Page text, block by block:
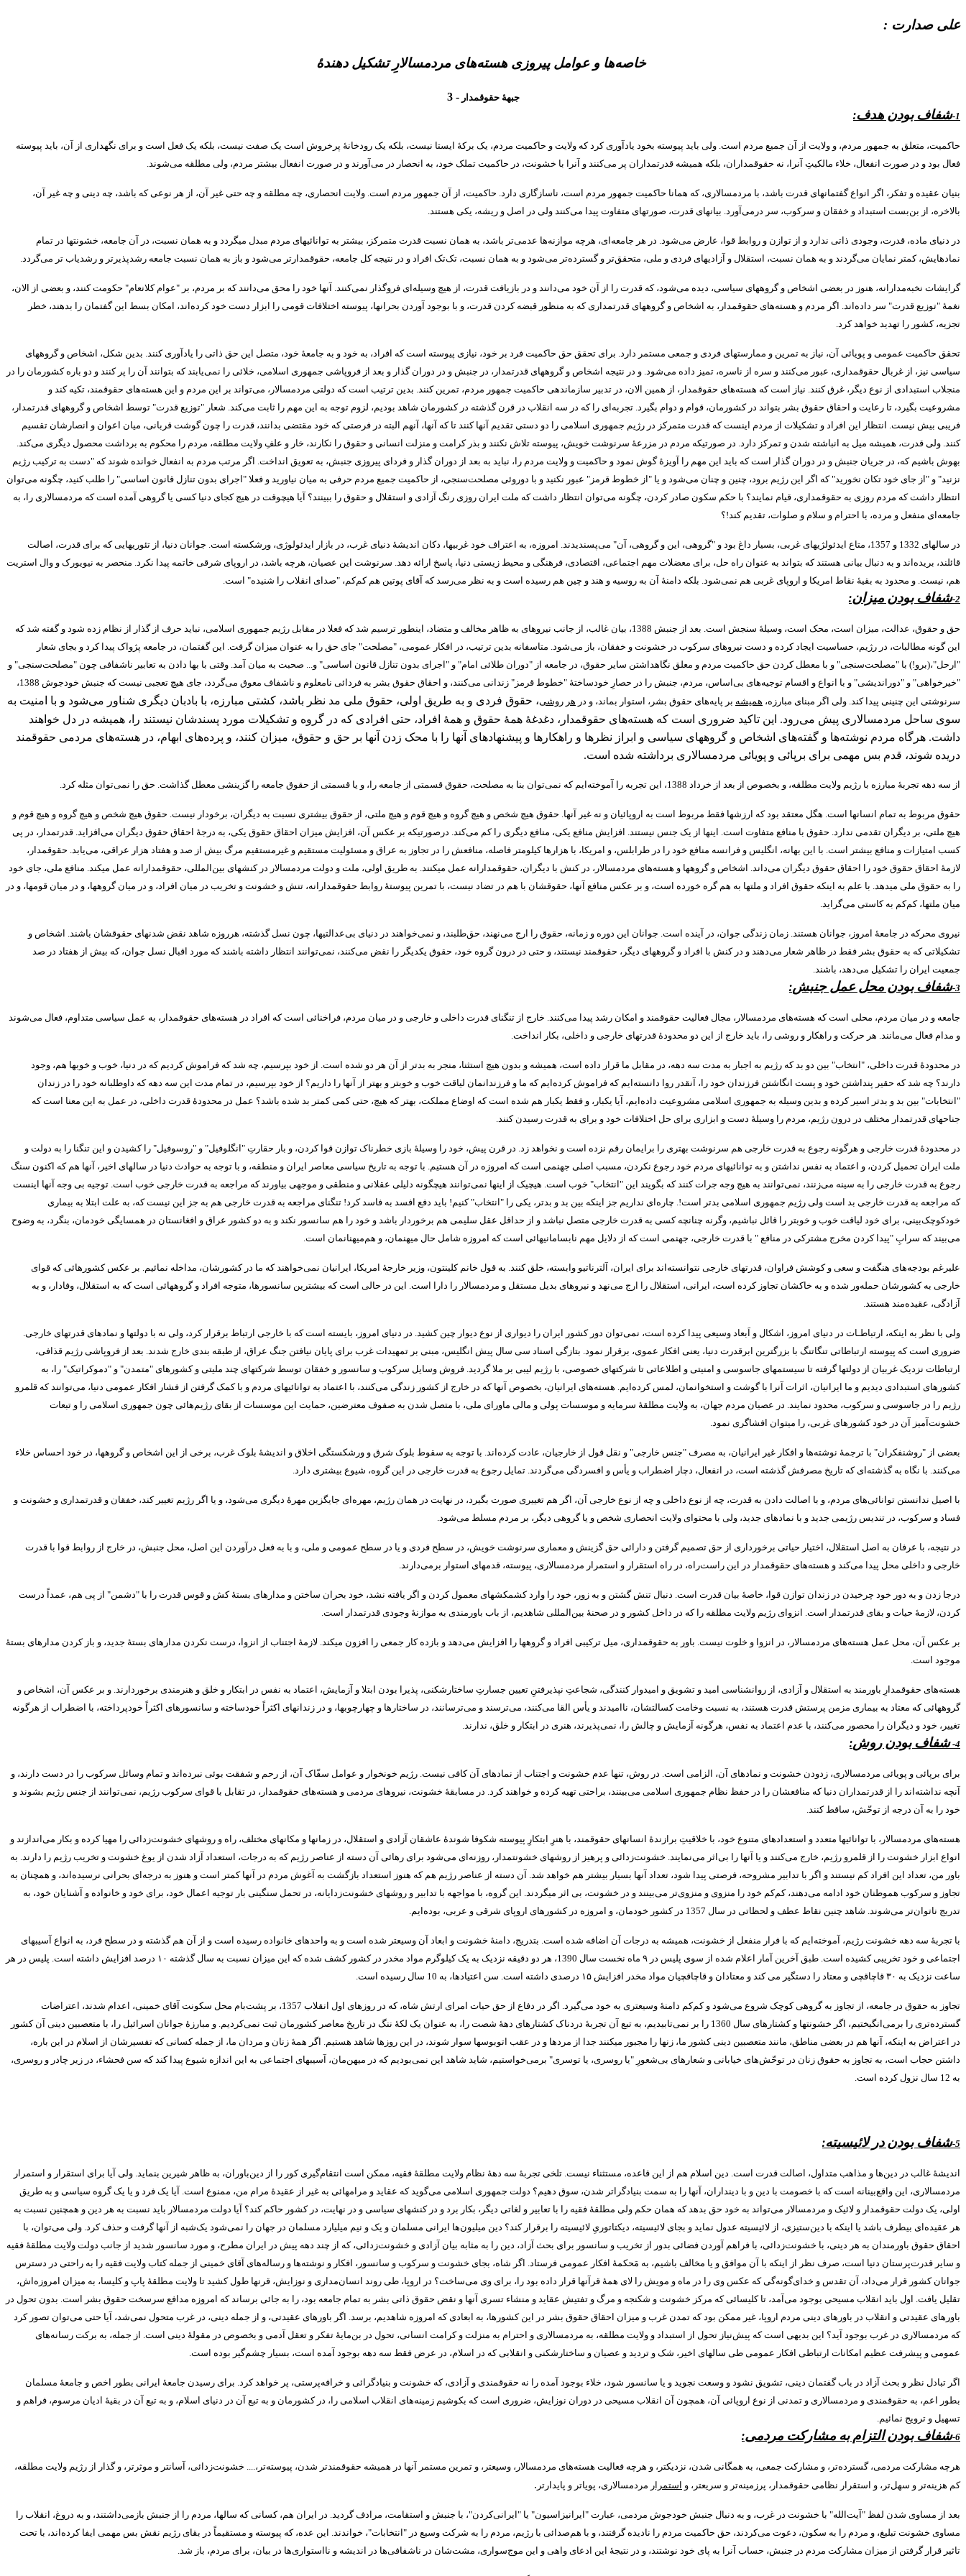
علی صدارت :
خاصه‌ها و عوامل پیروزی هسته‌های مردمسالارِ تشکیل دهندۀ
جبهۀ حقوقمدار- 3
1- شفاف بودن هدف:
حاکمیت، متعلق به جمهور مردم، و ولایت از آن جمیع مردم است. ولی باید پیوسته بخود یادآوری کرد که ولایت و حاکمیت مردم، یک برکۀ ایستا نیست، بلکه یک رودخانۀ پرخروش است یک صفت نیست، بلکه یک فعل است و برای نگهداری از آن، باید پیوسته
فعال بود و در صورت انفعال، خلاء مالکیتِ آنرا، نه حقوقمداران، بلکه همیشه قدرتمداران پر می‌کنند و آنرا با خشونت، در حاکمیت تملک خود، به انحصار در می‌آورند و در صورت انفعال بیشتر مردم، ولی مطلقه می‌شوند.
بنیان عقیده و تفکر، اگر انواع گفتمانهای قدرت باشد، با مردمسالاری، که همانا حاکمیت جمهور مردم است، ناسازگاری دارد. حاکمیت، از آن جمهور مردم است. ولایت انحصاری، چه مطلقه و چه حتی غیر آن، از هر نوعی که باشد، چه دینی و چه غیر آن،
بالاخره، از بن‌بست استبداد و خفقان و سرکوب، سر درمی‌آورد. بیانهای قدرت، صورتهای متفاوت پیدا می‌کنند ولی در اصل و ریشه، یکی هستند.
در دنیای ماده، قدرت، وجودی ذاتی ندارد و از توازن و روابط قوا، عارض می‌شود. در هر جامعه‌ای، هرچه موازنه‌ها عدمی‌تر باشد، به همان نسبت قدرت متمرکز، بیشتر به توانائیهای مردم مبدل میگردد و به همان نسبت، در آن جامعه، خشونتها در تمام
نمادهایش، کمتر نمایان می‌گردند و به همان نسبت، استقلال و آزادیهای فردی و ملی، متحقق‌تر و گسترده‌تر می‌شود و به همان نسبت، تک‌تک افراد و در نتیجه کل جامعه، حقوقمدارتر می‌شود و باز به همان نسبت جامعه رشدپذیرتر و رشدیاب تر می‌گردد.
گرایشات نخبه‌مدارانه، هنوز در بعضی اشخاص و گروههای سیاسی، دیده می‌شود، که قدرت را از آن خود می‌دانند و در بازیافت قدرت، از هیچ وسیله‌ای فروگذار نمی‌کنند. آنها خود را محق می‌دانند که بر مردم، بر "عوام کلانعام" حکومت کنند، و بعضی از الان،
نغمۀ "توزیع قدرت" سر داده‌اند. اگر مردم و هسته‌های حقوقمدار، به اشخاص و گروههای قدرتمداری که به منظور قبضه کردن قدرت، و با بوجود آوردن بحرانها، پیوسته اختلافات قومی را ابزار دست خود کرده‌اند، امکان بسط این گفتمان را بدهند، خطر
تجزیه، کشور را تهدید خواهد کرد.
تحقق حاکمیت عمومی و پویائی آن، نیاز به تمرین و ممارستهای فردی و جمعی مستمر دارد. برای تحقق حق حاکمیت فرد بر خود، نیازی پیوسته است که افراد، به خود و به جامعۀ خود، متصل این حق ذاتی را یادآوری کنند. بدین شکل، اشخاص و گروههای
سیاسی نیز، از غربال حقوقمداری، عبور می‌کنند و سره از ناسره، تمیز داده می‌شود. و در نتیجه اشخاص و گروههای قدرتمدار، در جنبش و در دوران گذار و بعد از فروپاشی جمهوری اسلامی، خلائی را نمی‌یابند که بتوانند آن را پر کنند و دو باره کشورمان را در
منجلاب استبدادی از نوع دیگر، غرق کنند. نیاز است که هسته‌های حقوقمدار، از همین الان، در تدبیر سازماندهی حاکمیت جمهور مردم، تمرین کنند. بدین ترتیب است که دولتی مردمسالار، می‌تواند بر این مردم و این هسته‌های حقوقمند، تکیه کند و
مشروعیت بگیرد، تا رعایت و احقاق حقوق بشر بتواند در کشورمان، قوام و دوام بگیرد. تجربه‌ای را که در سه انقلاب در قرن گذشته در کشورمان شاهد بودیم، لزوم توجه به این مهم را ثابت می‌کند. شعار "توزیع قدرت" توسط اشخاص و گروههای قدرتمدار،
فریبی بیش نیست. انتظار این افراد و تشکیلات از مردم اینست که قدرت متمرکز در رژیم جمهوری اسلامی را دو دستی تقدیم آنها کنند تا که آنها، آنهم البته در فرصتی که خود مقتضی بدانند، قدرت را چون گوشت قربانی، میان اعوان و انصارشان تقسیم
کنند. ولی قدرت، همیشه میل به انباشته شدن و تمرکز دارد. در صورتیکه مردم در مزرعۀ سرنوشت خویش، پیوسته تلاش نکنند و بذر کرامت و منزلت انسانی و حقوق را نکارند، خار و علفِ ولایت مطلقه، مردم را محکوم به برداشت محصول دیگری می‌کند.
بهوش باشیم که، در جریان جنبش و در دوران گذار است که باید این مهم را آویزۀ گوش نمود و حاکمیت و ولایت مردم را، نباید به بعد از دوران گذار و فردای پیروزی جنبش، به تعویق انداخت. اگر مرتب مردم به انفعال خوانده شوند که "دست به ترکیب رژیم
نزنید" و "از جای خود تکان نخورید"که اگر این رژیم برود، چنین و چنان می‌شود و یا "از خطوط قرمز " عبور نکنید و با دوروئی مصلحت‌سنجی، از حاکمیت جمیع مردم حرفی به میان نیاورید و فعلا "اجرای بدون تنازل قانون اساسی" را طلب کنید، چگونه می‌توان
انتظار داشت که مردم روزی به حقوقمداری، قیام نمایند؟ با حکم سکون صادر کردن، چگونه می‌توان انتظار داشت که ملت ایران روزی رنگ آزادی و استقلال و حقوق را ببینند؟ آیا هیچوقت در هیچ کجای دنیا کسی یا گروهی آمده است که مردمسالاری را، به
جامعه‌ای منفعل و مرده، با احترام و سلام و صلوات، تقدیم کند!؟
در سالهای 1332 و 1357، متاع ایدئولژیهای غربی، بسیار داغ بود و "گروهی، این و گروهی، آن" می‌پسندیدند. امروزه، به اعتراف خود غربیها، دکان اندیشۀ دنیای غرب، در بازار ایدئولوژی، ورشکسته است. جوانان دنیا، از تئوریهایی که برای قدرت، اصالت
قائلند، بریده‌اند و به دنبال بیانی هستند که بتواند به عنوان راه حل، برای معضلات مهم اجتماعی، اقتصادی، فرهنگی و محیط زیستی دنیا، پاسخ ارائه دهد. سرنوشت این عصیان، هرچه باشد، در اروپای شرقی خاتمه پیدا نکرد. منحصر به نیویورک و وال استریت
هم، نیست. و محدود به بقیۀ نقاط امریکا و اروپای غربی هم نمی‌شود. بلکه دامنۀ آن به روسیه و هند و چین هم رسیده است و به نظر می‌رسد که آقای پوتین هم کم‌کم، "صدای انقلاب را شنیده" است.
2- شفاف بودن میزان:
حق و حقوق، عدالت، میزان است، محک است، وسیلۀ سنجش است. بعد از جنبش 1388، بیان غالب، از جانب نیروهای به ظاهر مخالف و متضاد، اینطور ترسیم شد که فعلا در مقابل رژیم جمهوری اسلامی، نباید حرف از گذار از نظام زده شود و گفته شد که
این گونه مطالبات، در رژیم، حساسیت ایجاد کرده و دست نیروهای سرکوب در خشونت و خفقان، باز می‌شود. متاسفانه بدین ترتیب، در افکار عمومی، "مصلحت" جای حق را به عنوان میزان گرفت. این گفتمان، در جامعه پژواک پیدا کرد و بجای شعار
"ارحل"،(برو!) با "مصلحت‌سنجی" و با معطل کردن حق حاکمیت مردم و معلق نگاهداشتن سایر حقوق، در جامعه از "دوران طلائی امام" و "اجرای بدون تنازل قانون اساسی" و... صحبت به میان آمد. وقتی با بها دادن به تعابیر ناشفافی چون "مصلحت‌سنجی" و
"خیرخواهی" و "دوراندیشی" و با انواع و اقسام توجیه‌های بی‌اساس، مردم، جنبش را در حصارِ خودساختۀ "خطوط قرمز " زندانی می‌کنند، و احقاق حقوق بشر به فردائی نامعلوم و ناشفاف معوق می‌گردد، جای هیچ تعجبی نیست که جنبش خودجوش 1388،
سرنوشتی این چنینی پیدا کند. ولی اگر مبنای مبارزه، همیشه بر پایه‌های حقوق بشر، استوار بماند، و در هر روشی، حقوق فردی و به طریق اولی، حقوق ملی مد نظر باشد، کشتی مبارزه، با بادبان دیگری شناور می‌شود و با امنیت به
سوی ساحل مردمسالاری پیش می‌رود. این تاکید ضروری است که هسته‌های حقوقمدار، دغدغۀ همۀ حقوق و همۀ افراد، حتی افرادی که در گروه و تشکیلات مورد پسندشان نیستند را، همیشه در دل خواهند
داشت. هرگاه مردم نوشته‌ها و گفته‌های اشخاص و گروههای سیاسی و ابراز نظرها و راهکارها و پیشنهادهای آنها را با محک زدن آنها بر حق و حقوق، میزان کنند، و پرده‌های ابهام، در هسته‌های مردمی حقوقمند
دریده شوند، قدم بس مهمی برای برپائی و پویائی مردمسالاری برداشته‌ شده است.
از سه دهه تجربۀ مبارزه با رژیم ولایت مطلقه، و بخصوص از بعد از خرداد 1388، این تجربه را آموخته‌ایم که نمی‌توان بنا به مصلحت، حقوق قسمتی از جامعه را، و یا قسمتی از حقوق جامعه را گزینشی معطل گذاشت. حق را نمی‌توان مثله کرد.
حقوق مربوط به تمام انسانها است. هگل معتقد بود که ارزشها فقط مربوط است به اروپائیان و نه غیر آنها. حقوق هیچ شخص و هیچ گروه و هیچ قوم و هیچ ملتی، از حقوق بیشتری نسبت به دیگران، برخودار نیست. حقوق هیچ شخص و هیچ گروه و هیچ قوم و
هیچ ملتی، بر دیگران تقدمی ندارد. حقوق با منافع متفاوت است. اینها از یک جنس نیستند. افزایش منافع یکی، منافع دیگری را کم می‌کند. درصورتیکه بر عکس آن، افزایش میزان احقاق حقوق یکی، به درجۀ احقاق حقوق دیگران می‌افزاید. قدرتمدار، در پی
کسب امتیازات و منافع بیشتر است. با این بهانه، انگلیس و فرانسه منافع خود را در طرابلس، و امریکا، با هزارها کیلومتر فاصله، منافعش را در تجاوز به عراق و مسئولیت مستقیم و غیرمستقیم مرگ بیش از صد و هفتاد هزار عراقی، می‌یابد. حقوقمدار،
لازمۀ احقاق حقوق خود را احقاق حقوق دیگران می‌داند. اشخاص و گروهها و هسته‌های مردمسالار، در کنش با دیگران، حقوقمدارانه عمل میکنند. به طریق اولی، ملت و دولت مردمسالار در کنشهای بین‌المللی، حقوقمدارانه عمل میکند. منافع ملی، جای خود
را به حقوق ملی میدهد. با علم به اینکه حقوق افراد و ملتها به هم گره خورده است، و بر عکس منافع آنها، حقوقشان با هم در تضاد نیست، با تمرین پیوستۀ روابط حقوقمدارانه، تنش و خشونت و تخریب در میان افراد، و در میان گروهها، و در میان قومها، و در
میان ملتها، کم‌کم به کاستی می‌گراید.
نیروی محرکه در جامعۀ امروز، جوانان هستند. زمان زندگی جوان، در آینده است. جوانان این دوره و زمانه، حقوق را ارج می‌نهند، حق‌طلبند، و نمی‌خواهند در دنیای بی‌عدالتیها، چون نسل گذشته، هرروزه شاهد نقض شدنهای حقوقشان باشند. اشخاص و
تشکیلاتی که به حقوق بشر فقط در ظاهر شعار می‌دهند و در کنش با افراد و گروههای دیگر، حقوقمند نیستند، و حتی در درون گروه خود، حقوق یکدیگر را نقض می‌کنند، نمی‌توانند انتظار داشته باشند که مورد اقبال نسل جوان، که بیش از هفتاد در صد
جمعیت ایران را تشکیل می‌دهد، باشند.
3- شفاف بودن محل عمل جنبش:
جامعه و در میان مردم، محلی است که هسته‌های مردمسالار، مجال فعالیت حقوقمند و امکان رشد پیدا می‌کنند. خارج از تنگنای قدرت داخلی و خارجی و در میان مردم، فراخنائی است که افراد در هسته‌های حقوقمدار، به عمل سیاسی متداوم، فعال می‌شوند
و مدام فعال می‌مانند. هر حرکت و راهکار و روشی را، باید خارج از این دو محدودۀ قدرتهای خارجی و داخلی، بکار انداخت.
در محدودۀ قدرت داخلی، "انتخاب" بین دو بد که رژیم به اجبار به مدت سه دهه، در مقابل ما قرار داده است، همیشه و بدون هیچ استثنا، منجر به بدتر از آن هر دو شده است. از خود بپرسیم، چه شد که فراموش کردیم که در دنیا، خوب و خوبها هم، وجود
دارند؟ چه شد که حقیر پنداشتن خود و پست انگاشتن فرزندان خود را، آنقدر روا دانسته‌ایم که فراموش کرده‌ایم که ما و فرزندانمان لیاقت خوب و خوبتر و بهتر از آنها را داریم؟ از خود بپرسیم، در تمام مدت این سه دهه که داوطلبانه خود را در زندان
"انتخابات" بین بد و بدتر اسیر کرده و بدین وسیله به جمهوری اسلامی مشروعیت داده‌ایم، آیا یکبار، و فقط یکبار هم شده است که اوضاع مملکت، بهتر که هیچ، حتی کمی کمتر بد شده باشد؟ عمل در محدودۀ قدرت داخلی، در عمل به این معنا است که
جناحهای قدرتمدار مختلف در درون رژیم، مردم را وسیلۀ دست و ابزاری برای حل اختلافات خود و برای به قدرت رسیدن کنند.
در محدودۀ قدرت خارجی و هرگونه رجوع به قدرت خارجی هم سرنوشت بهتری را برایمان رقم نزده است و نخواهد زد. در قرن پیش، خود را وسیلۀ بازی خطرناک توازن قوا کردن، و بار حقارتِ "انگلوفیل" و "روسوفیل" را کشیدن و این تنگنا را به دولت و
ملت ایران تحمیل کردن، و اعتماد به نفس نداشتن و به توانائیهای مردم خود رجوع نکردن، مسبب اصلی جهنمی است که امروزه در آن هستیم. با توجه به تاریخ سیاسی معاصر ایران و منطقه، و با توجه به حوادث دنیا در سالهای اخیر، آنها هم که اکنون سنگ
رجوع به قدرت خارجی را به سینه می‌زنند، نمی‌توانند به هیچ وجه جرات کنند که بگویند این "انتخاب" خوب است. هیچیک از اینها نمی‌توانند هیچگونه دلیلی عقلانی و منطقی و موجهی بیاورند که مراجعه به قدرت خارجی خوب است. توجیه بی وجه آنها اینست
که مراجعه به قدرت خارجی بد است ولی رژیم جمهوری اسلامی بدتر است!. چاره‌ای نداریم جز اینکه بین بد و بدتر، یکی را "انتخاب"کنیم! باید دفع افسد به فاسد کرد! تنگنای مراجعه به قدرت خارجی هم به جز این نیست که، به علت ابتلا به بیماری
خودکوچک‌بینی، برای خود لیاقت خوب و خوبتر را قائل نباشیم، وگرنه چنانچه کسی به قدرت خارجی متصل نباشد و از حداقل عقل سلیمی هم برخوردار باشد و خود را هم سانسور نکند و به دو کشور عراق و افغانستان در همسایگی خودمان، بنگرد، به وضوح
می‌بیند که سرابِ "پیدا کردن مخرج مشترکی در منافع " با قدرت خارجی، جهنمی است که از دلایل مهم نابسامانیهائی است که امروزه شامل حال ‌میهنمان، و هم‌میهنانمان است.
علیرغم بودجه‌های هنگفت و سعی و کوشش فراوان، قدرتهای خارجی نتوانسته‌اند برای ایران، آلترناتیو وابسته، خلق کنند. به قول خانم کلینتون، وزیر خارجۀ امریکا، ایرانیان نمی‌خواهند که ما در کشورشان، مداخله نمائیم. بر عکس کشورهائی که قوای
خارجی به کشورشان حمله‌ور شده و به خاکشان تجاوز کرده است، ایرانی، استقلال را ارج می‌نهد و نیروهای بدیل مستقل و مردمسالار را دارا است. این در حالی است که بیشترین سانسورها، متوجه افراد و گروههائی است که به استقلال، وفادار، و به
آزادگی، عقیده‌مند هستند.
ولی با نظر به اینکه، ارتباطـات در دنیای امروز، اشکال و اَبعاد وسیعی پیدا کرده است، نمی‌توان دور کشور ایران را دیواری از نوع دیوار چین کشید. در دنیای امروز، بایسته است که با خارجی ارتباط برقرار کرد، ولی نه با دولتها و نمادهای قدرتهای خارجی.
ضروری است که پیوسته ارتباطاتی تنگاتنگ با بزرگترین ابرقدرت دنیا، یعنی افکار عموی، برقرار نمود. بتازگی اسناد سی سال پیش انگلیس، مبنی بر تمهیدات غرب برای پایان نیافتن جنگ عراق، از طبقه بندی خارج شدند. بعد از فروپاشی رژیم قذافی،
ارتباطات نزدیک غربیان از دولتها گرفته تا سیستمهای جاسوسی و امنیتی و اطلاعاتی تا شرکتهای خصوصی، با رژیم لیبی بر ملا گردید. فروش وسایل سرکوب و سانسور و خفقان توسط شرکتهای چند ملیتی و کشورهای "متمدن" و "دموکراتیک" را، به
کشورهای استبدادی دیدیم و ما ایرانیان، اثرات آنرا با گوشت و استخوانمان، لمس کرده‌ایم. هسته‌های ایرانیان، بخصوص آنها که در خارج از کشور زندگی می‌کنند، با اعتماد به توانائیهای مردم و با کمک گرفتن از فشار افکار عمومی دنیا، می‌توانند که قلمرو
رژیم را در جاسوسی و سرکوب، محدود نمایند. در عصیان مردم جهان، به ولایت مطلقۀ سرمایه و موسسات پولی و مالی ماورای ملی، با متصل شدن به صفوف معترضین، حمایت این موسسات از بقای رژیم‌هائی چون جمهوری اسلامی را و تبعات
خشونت‌آمیز آن در خود کشورهای غربی، را میتوان افشاگری نمود.
بعضی از "روشنفکران" با ترجمۀ نوشته‌ها و افکار غیر ایرانیان، به مصرف "جنس خارجی" و نقل قول از خارجیان، عادت کرده‌اند. با توجه به سقوط بلوک شرق و ورشکستگی اخلاق و اندیشۀ بلوک غرب، برخی از این اشخاص و گروهها، در خود احساس خلاء
می‌کنند. با نگاه به گذشته‌ای که تاریخ مصرفش گذشته است، در انفعال، دچار اضطراب و یأس و افسردگی می‌گردند. تمایل رجوع به قدرت خارجی در این گروه، شیوع بیشتری دارد.
با اصیل ندانستن توانائی‌های مردم، و با اصالت دادن به قدرت، چه از نوع داخلی و چه از نوع خارجی آن، اگر هم تغییری صورت بگیرد، در نهایت در همان رژیم، مهره‌ای جایگزین مهرۀ دیگری می‌شود، و یا اگر رژیم تغییر کند، خفقان و قدرتمداری و خشونت و
فساد و سرکوب، در تندیس رژیمی جدید و با نمادهای جدید، ولی با محتوای ولایت انحصاری شخص و یا گروهی دیگر، بر مردم مسلط می‌شود.
در نتیجه، با عرفان به اصل استقلال، اختیار حیاتی برخورداری از حق تصمیم گرفتن و دارائی حق گزینش و معماری سرنوشت خویش، در سطح فردی و یا در سطح عمومی و ملی، و با به فعل درآوردن این اصل، محل جنبش، در خارج از روابط قوا با قدرت
خارجی و داخلی محل پیدا می‌کند و هسته‌های حقوقمدار در این راست‌راه، در راه استقرار و استمرار مردمسالاری، پیوسته، قدمهای استوار برمی‌دارند.
درجا زدن و به دور خود چرخیدن در زندان توازن قوا، خاصۀ بیان قدرت است. دنبال تنش گشتن و به زور، خود را وارد کشمکشهای معمول کردن و اگر یافته نشد، خود بحران ساختن و مدارهای بستۀ کش و قوس قدرت را با "دشمن" از پی هم، عمداً درست
کردن، لازمۀ حیات و بقای قدرتمدار است. انزوای رژیم ولایت مطلقه را که در داخل کشور و در صحنۀ بین‌المللی شاهدیم، از باب باورمندی به موازنۀ وجودی قدرتمدار است.
بر عکس آن، محل عمل هسته‌های مردمسالار، در انزوا و خلوت نیست. باور به حقوقمداری، میل ترکیبی افراد و گروهها را افزایش می‌دهد و بازده کار جمعی را افزون میکند. لازمۀ اجتناب از انزوا، درست نکردن مدارهای بستۀ جدید، و باز کردن مدارهای بستۀ
موجود است.
هسته‌های حقوقمدارِ باورمند به استقلال و آزادی، از روانشناسی امید و تشویق و امیدوار کنندگی، شجاعتِ نپذیرفتنِ تعیین جسارتِ ساختارشکنی، پذیرا بودن ابتلا و آزمایش، اعتماد به نفس در ابتکار و خلق و هنرمندی برخوردارند. و بر عکس آن، اشخاص و
گروههائی که معتاد به بیماری مزمن پرستش قدرت هستند، به نسبت وخامت کسالتشان، ناامیدند و یأس القا می‌کنند، می‌ترسند و می‌ترسانند، در ساختارها و چهارچوبها، و در زندانهای اکثراً خودساخته و سانسورهای اکثراً خودپرداخته، با اضطراب از هرگونه
تغییر، خود و دیگران را محصور می‌کنند، با عدم اعتماد به نفس، هرگونه آزمایش و چالش را، نمی‌پذیرند، هنری در ابتکار و خلق، ندارند.
4- شفاف بودن روش:
برای برپائی و پویائی مردمسالاری، زدودن خشونت و نمادهای آن، الزامی است. در روش، تنها عدم خشونت و اجتناب از نمادهای آن کافی نیست. رژیم خونخوار و عوامل سفّاک آن، از رحم و شفقت بوئی نبرده‌اند و تمام وسائل سرکوب را در دست دارند، و
آنچه نداشته‌اند را از قدرتمداران دنیا که منافعشان را در حفظ نظام جمهوری اسلامی می‌بینند، براحتی تهیه کرده و خواهند کرد. در مسابقۀ خشونت، نیروهای مردمی و هسته‌های حقوقمدار، در تقابل با قوای سرکوب رژیم، نمی‌توانند از جنس رژیم بشوند و
خود را به آن درجه از توحّش، ساقط کنند.
هسته‌های مردمسالار، با توانائیها متعدد و استعدادهای متنوع خود، با خلاقیتِ برازندۀ انسانهای حقوقمند، با هنرِ ابتکارِ پیوسته شکوفا شوندۀ عاشقان آزادی و استقلال، در زمانها و مکانهای مختلف، راه و روشهای خشونت‌زدائی را مهیا کرده و بکار می‌اندازند و
انواع ابزار خشونت را از قلمرو رژیم، خارج می‌کنند و یا آنها را بی‌اثر می‌نمایند. خشونت‌زدائی و پرهیز از روشهای خشونتمدار، روزنه‌ای می‌شود برای رهائی آن دسته از عناصر رژیم که به درجات، استعداد آزاد شدن از یوغ خشونت و تخریب رژیم را دارند. به
باور من، تعداد این افراد کم نیستند و اگر با تدابیر مشروحه، فرصتی پیدا شود، تعداد آنها بسیار بیشتر هم خواهد شد. آن دسته از عناصر رژیم هم که هنوز استعداد بازگشت به آغوش مردم در آنها کمتر است و هنوز به درجه‌ای بحرانی نرسیده‌اند، و همچنان به
تجاوز و سرکوب هموطنان خود ادامه می‌دهند، کم‌کم خود را منزوی و منزوی‌تر می‌بینند و در خشونت، بی اثر میگردند. این گروه، با مواجهه با تدابیر و روشهای خشونت‌زدایانه، در تحمل سنگینی بار توجیه اعمال خود، برای خود و خانواده و آشنایان خود، به
تدریج ناتوان‌تر می‌شوند. شاهد چنین نقاط عطف و لحظاتی در سال 1357 در کشور خودمان، و امروزه در کشورهای اروپای شرقی و عربی، بوده‌ایم.
با تجربۀ سه دهه خشونت رژیم، آموخته‌ایم که با فرار منفعل از خشونت، همیشه به درجات آن اضافه شده است. بتدریج، دامنۀ خشونت و ابعاد آن وسیعتر شده است و به واحدهای خانواده رسیده است و از آن هم گذشته و در سطح فرد، به انواع آسیبهای
اجتماعی و خود تخریبی کشیده است. طبق آخرین آمار اعلام شده از سوی پلیس در ۹ ماه نخست سال 1390، هر دو دقیقه نزدیک به یک کیلوگرم مواد مخدر در کشور کشف شده که این میزان نسبت به سال گذشته ۱۰ درصد افزایش داشته است. پلیس در هر
ساعت نزدیک به ۳۰ قاچاقچی و معتاد را دستگیر می کند و معتادان و قاچاقچیان مواد مخدر افزایش ۱۵ درصدی داشته است. سن اعتیادها، به 10 سال رسیده است.
تجاوز به حقوق در جامعه‌، از تجاوز به گروهی کوچک شروع می‌شود و کم‌کم دامنۀ وسیعتری به خود می‌گیرد. اگر در دفاع از حق حیات امرای ارتش شاه، که در روزهای اول انقلاب 1357، بر پشت‌بام محل سکونت آقای خمینی، اعدام شدند، اعتراضات
گسترده‌تری را برمی‌انگیختیم، اگر خشونتها و کشتارهای سال 1360 را بر نمی‌تابیدیم، به تبع آن تجربۀ دردناک کشتارهای دهۀ شصت را، به عنوان یک لکۀ ننگ در تاریخ معاصر کشورمان ثبت نمی‌کردیم. و مبارزۀ جوانان اسرائیل را، با متعصبین دینی آن کشور
در اعتراض به اینکه، آنها هم در بعضی مناطق، مانند متعصبین دینی کشور ما، زنها را مجبور میکنند جدا از مردها و در عقب اتوبوسها سوار شوند، در این روزها شاهد هستیم. اگر همۀ زنان و مردان ما، از جمله کسانی که تفسیرشان از اسلام در این باره،
داشتن حجاب است، به تجاوز به حقوق زنان در توحّش‌های خیابانی و شعارهای بی‌شعورِ "یا روسری، یا توسری" برمی‌خواستیم، شاید شاهد این نمی‌بودیم که در میهن‌مان، آسیبهای اجتماعی به این اندازه شیوع پیدا کند که سن فحشاء، در زیر چادر و روسری،
به 12 سال نزول کرده است.
5- شفاف بودن در لائیسیته:
اندیشۀ غالب در دین‌ها و مذاهب متداول، اصالت قدرت است. دین اسلام هم از این قاعده، مستثناء نیست. تلخی تجربۀ سه دهۀ نظام ولایت مطلقۀ فقیه، ممکن است انتقام‌گیری کور را از دین‌باوران، به ظاهر شیرین بنماید. ولی آیا برای استقرار و استمرار
مردمسالاری، این واقع‌بینانه است که با خصومت با دین و با دینداران، آنها را به سمت بنیادگراتر شدن، سوق دهیم؟ دولت جمهوری اسلامی می‌گوید که عقاید و مرامهائی به غیر از عقیدۀ مرام من، ممنوع است. آیا یک فرد و یا یک گروه سیاسی و به طریق
اولی، یک دولت حقوقمدار و لائیک و مردمسالار می‌تواند به خود حق بدهد که همان حکم ولی مطلقۀ فقیه را با تعابیر و لغاتی دیگر، بکار برد و در کنشهای سیاسی و در نهایت، در کشور حاکم کند؟ آیا دولت مردمسالار باید نسبت به هر دین و همچنین نسبت به
هر عقیده‌ای بیطرف باشد یا اینکه با دین‌ستیزی، از لائیسیته عدول نماید و بجای لائیسیته، دیکتاتوریِ لائیسیته را برقرار کند؟ دین میلیون‌ها ایرانی مسلمان و یک و نیم میلیارد مسلمان در جهان را نمی‌شود یک‌شبه از آنها گرفت و حذف کرد. ولی می‌توان، با
احقاق حقوق باورمندان به هر دینی، با خشونت‌زدائی، با فراهم آوردن فضائی بدور از تخریب و سانسور برای بحث آزاد، دین را به مثابه بیان آزادی و خشونت‌زدائی، که از چند دهه پیش در ایران مطرح، و مورد سانسور شدید از جانب دولت ولایت مطلقۀ فقیه
و سایر قدرت‌پرستان دنیا است، صرف نظر از اینکه با آن موافق و یا مخالف باشیم، به مَحکمۀ افکار عمومی فرستاد. اگر شاه، بجای خشونت و سرکوب و سانسور، افکار و نوشته‌ها و رساله‌های آقای خمینی از جمله کتاب ولایت فقیه را به راحتی در دسترس
جوانان کشور قرار می‌داد، آن تقدس و خدای‌گونه‌گی که عکس وی را در ماه و مویش را لای همۀ قرآنها قرار داده بود را، برای وی می‌ساخت؟ در اروپا، طی روند انسان‌مداری و نوزایش، قرنها طول کشید تا ولایت مطلقۀ پاپ و کلیسا، به میزان امروزه‌اش،
تقلیل یافت. اول باید انقلاب مسیحی بوجود می‌آمد، تا کلیسائی که مرکز خشونت و شکنجه و مرگ و تفتیش عقاید و منشاء تسری آنها و نقض حقوق ذاتی بشر به تمام جامعه بود، را به جائی برساند که امروزه مدافع سرسخت حقوق بشر است. بدون تحول در
باورهای عقیدتی و انقلاب در باورهای دینی مردم اروپا، غیر ممکن بود که تمدن غرب و میزان احقاق حقوق بشر در این کشورها، به ابعادی که امروزه شاهدیم، برسد. اگر باورهای عقیدتی، و از جمله دینی، در غرب متحول نمی‌شد، آیا حتی می‌توان تصور کرد
که مردمسالاری در غرب بوجود آید؟ این بدیهی است که پیش‌نیاز تحول از استبداد و ولایت مطلقه، به مردمسالاری و احترام به منزلت و کرامت انسانی، تحول در بن‌مایۀ تفکر و تعقل آدمی و بخصوص در مقولۀ دینی است. از جمله، به برکت رسانه‌های
عمومی و پیشرفت عظیم امکانات ارتباطی افکار عمومی طی سالهای اخیر، شک و تردید و عصیان و ساختارشکنی و انقلابی که در اسلام، در عرض فقط سه دهه بوجود آمده است، بسیار چشم‌گیر بوده است.
اگر تبادل نظر و بحث آزاد در باب گفتمان دینی، تشویق نشود و وسعت نجوید و یا سانسور شود، خلاء بوجود آمده را نه حقوقمندی و آزادی، که خشونت و بنیادگرائی و خرافه‌پرستی، پر خواهد کرد. برای رسیدن جامعۀ ایرانی بطور اخص و جامعۀ مسلمان
بطور اعم، به حقوقمندی و مردمسالاری و تمدنی از نوع اروپائی آن، همچون آن انقلاب مسیحی در دوران نوزایش، ضروری است که بکوشیم زمینه‌های انقلاب اسلامی را، در کشورمان و به تبع آن در دنیای اسلام، و به تبع آن در بقیۀ ادیان مرسوم، فراهم و
تسهیل و ترویج نمائیم.
6- شفاف بودن التزام به مشارکت مردمی:
هرچه مشارکت مردمی، گسترده‌تر، و مشارکت جمعی، به همگانی شدن، نزدیکتر، و هرچه فعالیت هسته‌های مردمسالار، وسیعتر، و تمرین مستمر آنها در همیشه حقوقمندتر شدن، پیوسته‌تر،.... خشونت‌زدائی، آسانتر و موثرتر، و گذار از رژیم ولایت مطلقه،
کم هزینه‌تر و سهل‌تر، و استقرار نظامی حقوقمدار، پرزمینه‌تر و سریعتر، و استمرار مردمسالاری، پویاتر و پایدارتر .
بعد از مساوی شدن لفظ "آیت‌الله" با خشونت در غرب، و به دنبال جنبش خودجوش مردمی، عبارت "ایرانیزاسیون" یا "ایرانی‌کردن"، با جنبش و استقامت، مرادف گردید. در ایران هم، کسانی که سالها، مردم را از جنبش بازمی‌داشتند، و به دروغ، انقلاب را
مساوی خشونت تبلیغ، و مردم را به سکون، دعوت می‌کردند، حق حاکمیت مردم را نادیده گرفتند، و با هم‌صدائی با رژیم، مردم را به شرکت وسیع در "انتخابات"، خواندند. این عده، که پیوسته و مستقیماً در بقای رژیم نقش بس مهمی ایفا کرده‌اند، با تحت
تاثیر قرار گرفتن از میزان مشارکت مردم در جنبش، حساب آنرا به پای خود نوشتند، و در نتیجۀ این ادعای واهی و این موج‌سواری، مشت‌شان در ناشفافی‌ها در اندیشه و نااستواری‌ها در بیان، برای مردم، باز شد.